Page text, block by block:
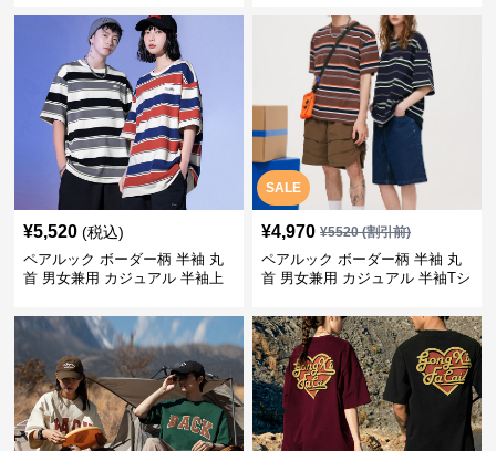
¥5,520 (税込)
ペアルック ボーダー柄 半袖 丸
首 男女兼用 カジュアル 半袖上
SALE
¥4,970 ¥5520(割引前)
ペアルック ボーダー柄 半袖 丸
首 男女兼用 カジュアル 半袖Tシ